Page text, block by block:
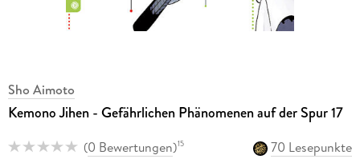
Sho Aimoto
Kemono Jihen - Gefährlichen Phänomenen auf der Spur 17
(0 Bewertungen)15
70 Lesepunkte